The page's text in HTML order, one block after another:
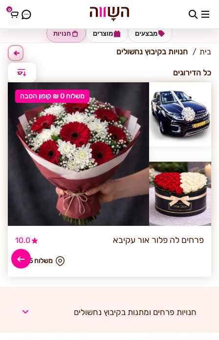
0 קיבוץ נחשולים
חנויות מוצרים מבצעים
בית חנויות בקיבוץ נחשולים
כל הדירוגים
משלוח 0 ₪ קופון הטבה
פרחים לה פלור אור עקיבא 10.0
₪ משלוח 55
חנויות פרחים ומתנות בקיבוץ נחשולים